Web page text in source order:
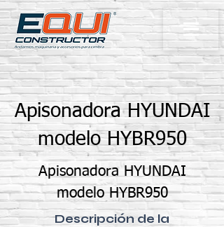
Apisonadora HYUNDAI
modelo HYBR950
Apisonadora HYUNDAI
modelo HYBR950
Descripción de la